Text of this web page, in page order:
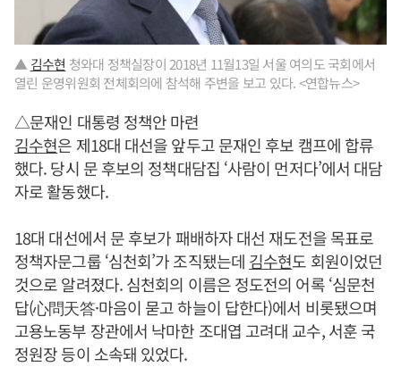
▲ 김수현 청와대 정책실장이 2018년 11월13일 서울 여의도 국회에서
열린 운영위원회 전체회의에 참석해 주변을 보고 있다. <연합뉴스>
△문재인 대통령 정책안 마련
김수현은 제18대 대선을 앞두고 문재인 후보 캠프에 합류
했다. 당시 문 후보의 정책대담집 ‘사람이 먼저다’에서 대담
자로 활동했다.
18대 대선에서 문 후보가 패배하자 대선 재도전을 목표로
정책자문그룹 ‘심천회’가 조직됐는데 김수현도 회원이었던
것으로 알려졌다. 심천회의 이름은 정도전의 어록 ‘심문천
답(心問天答·마음이 묻고 하늘이 답한다)에서 비롯됐으며
고용노동부 장관에서 낙마한 조대엽 고려대 교수, 서훈 국
정원장 등이 소속돼 있었다.